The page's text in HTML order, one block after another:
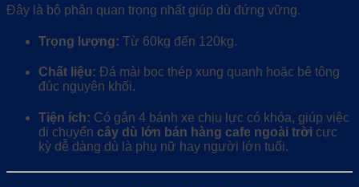
Đây là bộ phận quan trọng nhất giúp dù đứng vững.
Trọng lượng: Từ 60kg đến 120kg.
Chất liệu: Đá mài bọc thép xung quanh hoặc bê tông
đúc nguyên khối.
Tiện ích: Có gắn 4 bánh xe chịu lực có khóa, giúp việc
di chuyển cây dù lớn bán hàng cafe ngoài trời cực
kỳ dễ dàng dù là phụ nữ hay người lớn tuổi.